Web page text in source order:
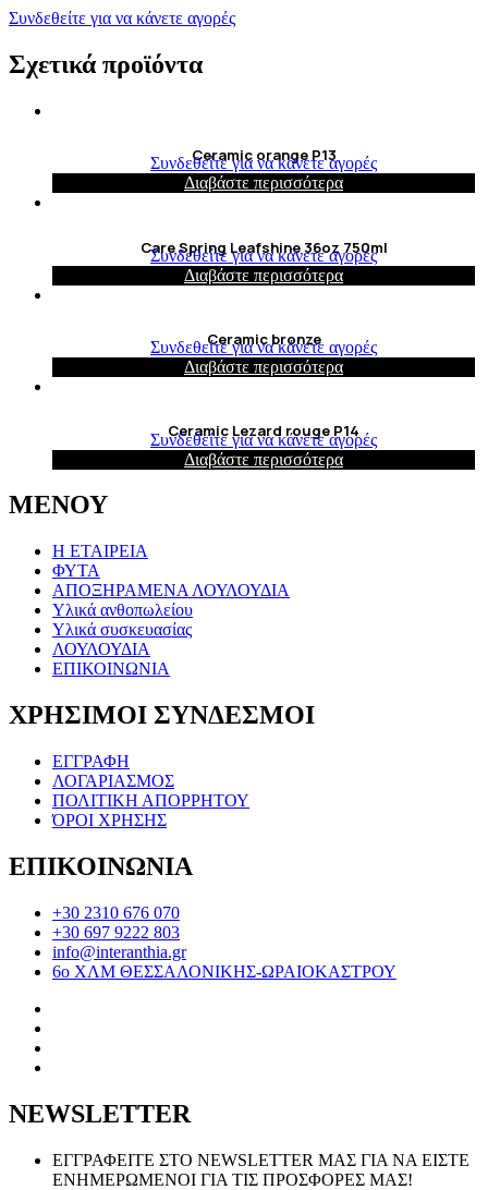
Συνδεθείτε για να κάνετε αγορές
Σχετικά προϊόντα
Ceramic orange P13
Συνδεθείτε για να κάνετε αγορές
Διαβάστε περισσότερα
Care Spring Leafshine 36oz 750ml
Συνδεθείτε για να κάνετε αγορές
Διαβάστε περισσότερα
Ceramic bronze
Συνδεθείτε για να κάνετε αγορές
Διαβάστε περισσότερα
Ceramic Lezard rouge P14
Συνδεθείτε για να κάνετε αγορές
Διαβάστε περισσότερα
ΜΕΝΟΥ
Η ΕΤΑΙΡΕΙΑ
ΦΥΤΑ
ΑΠΟΞΗΡΑΜΕΝΑ ΛΟΥΛΟΥΔΙΑ
Υλικά ανθοπωλείου
Υλικά συσκευασίας
ΛΟΥΛΟΥΔΙΑ
ΕΠΙΚΟΙΝΩΝΙΑ
ΧΡΗΣΙΜΟΙ ΣΥΝΔΕΣΜΟΙ
ΕΓΓΡΑΦΗ
ΛΟΓΑΡΙΑΣΜΟΣ
ΠΟΛΙΤΙΚΗ ΑΠΟΡΡΗΤΟΥ
ΌΡΟΙ ΧΡΗΣΗΣ
ΕΠΙΚΟΙΝΩΝΙΑ
+30 2310 676 070
+30 697 9222 803
info@interanthia.gr
6ο ΧΛΜ ΘΕΣΣΑΛΟΝΙΚΗΣ-ΩΡΑΙΟΚΑΣΤΡΟΥ
NEWSLETTER
ΕΓΓΡΑΦΕΙΤΕ ΣΤΟ NEWSLETTER ΜΑΣ ΓΙΑ ΝΑ ΕΙΣΤΕ
ΕΝΗΜΕΡΩΜΕΝΟΙ ΓΙΑ ΤΙΣ ΠΡΟΣΦΟΡΕΣ ΜΑΣ!